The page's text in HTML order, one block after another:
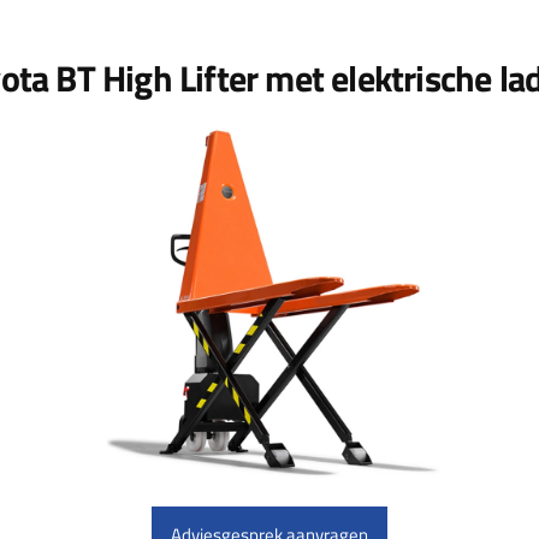
BT High Lifter met elektrische